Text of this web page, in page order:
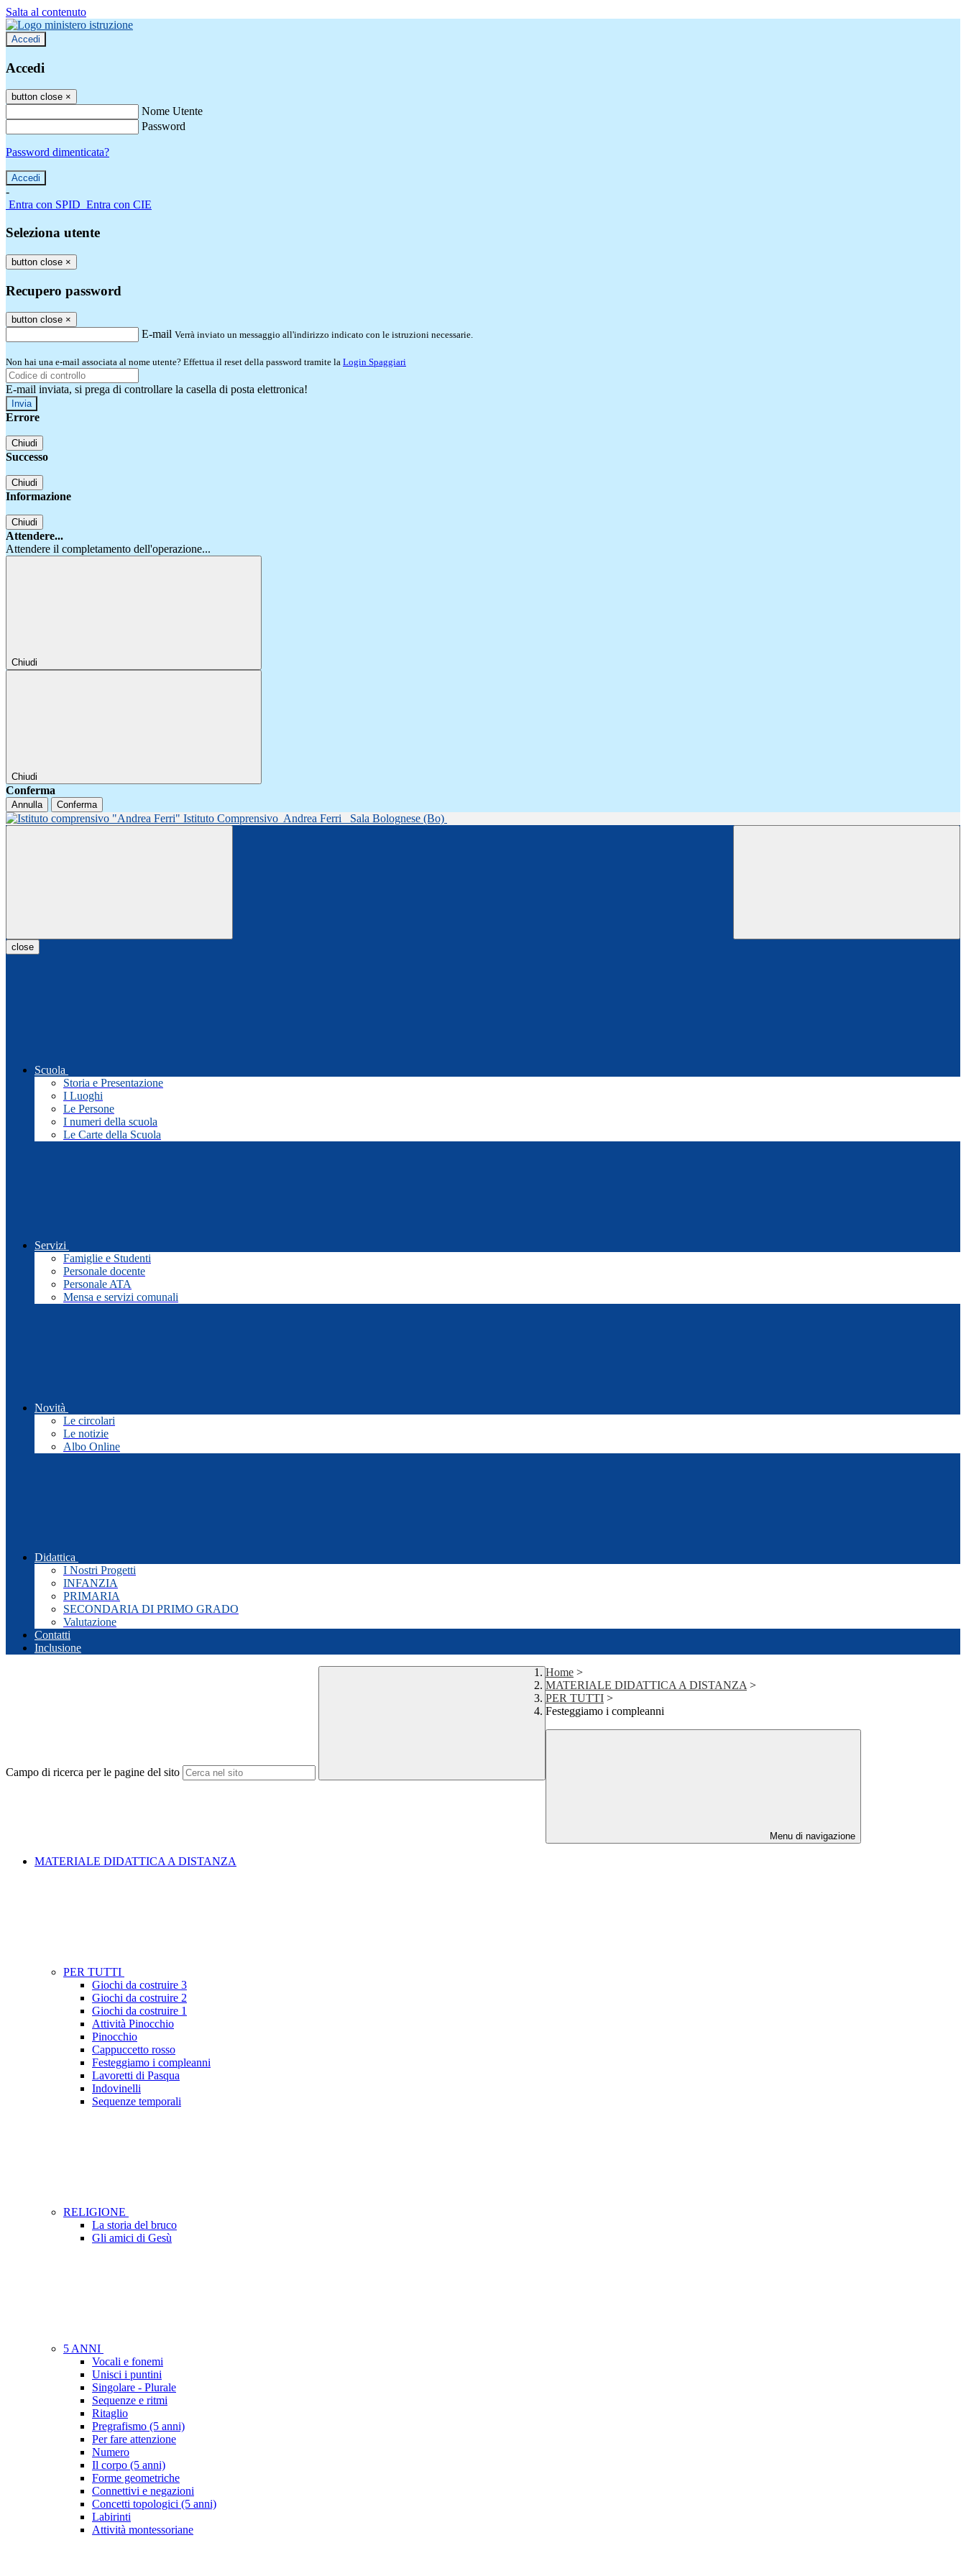
Salta al contenuto
Accedi
Accedi
button close ×
Nome Utente
Password
Password dimenticata?
-
Entra con SPID Entra con CIE
Seleziona utente
button close ×
Recupero password
button close ×
E-mail Verrà inviato un messaggio all'indirizzo indicato con le istruzioni necessarie.
Non hai una e-mail associata al nome utente? Effettua il reset della password tramite la Login Spaggiari
E-mail inviata, si prega di controllare la casella di posta elettronica!
Errore
Chiudi
Successo
Chiudi
Informazione
Chiudi
Attendere...
Attendere il completamento dell'operazione...
Chiudi
Chiudi
Conferma
Annulla Conferma
Istituto Comprensivo Andrea Ferri Sala Bolognese (Bo)
close
Scuola
Storia e Presentazione
I Luoghi
Le Persone
I numeri della scuola
Le Carte della Scuola
Servizi
Famiglie e Studenti
Personale docente
Personale ATA
Mensa e servizi comunali
Novità
Le circolari
Le notizie
Albo Online
Didattica
I Nostri Progetti
INFANZIA
PRIMARIA
SECONDARIA DI PRIMO GRADO
Valutazione
Contatti
Inclusione
Campo di ricerca per le pagine del sito
Home >
MATERIALE DIDATTICA A DISTANZA >
PER TUTTI >
Festeggiamo i compleanni
Menu di navigazione
MATERIALE DIDATTICA A DISTANZA
PER TUTTI
Giochi da costruire 3
Giochi da costruire 2
Giochi da costruire 1
Attività Pinocchio
Pinocchio
Cappuccetto rosso
Festeggiamo i compleanni
Lavoretti di Pasqua
Indovinelli
Sequenze temporali
RELIGIONE
La storia del bruco
Gli amici di Gesù
5 ANNI
Vocali e fonemi
Unisci i puntini
Singolare - Plurale
Sequenze e ritmi
Ritaglio
Pregrafismo (5 anni)
Per fare attenzione
Numero
Il corpo (5 anni)
Forme geometriche
Connettivi e negazioni
Concetti topologici (5 anni)
Labirinti
Attività montessoriane